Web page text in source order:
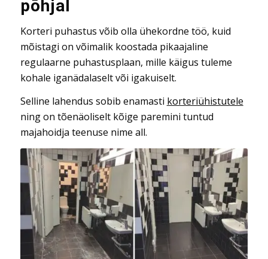
põhjal
Korteri puhastus võib olla ühekordne töö, kuid
mõistagi on võimalik koostada pikaajaline
regulaarne puhastusplaan, mille käigus tuleme
kohale iganädalaselt või igakuiselt.
Selline lahendus sobib enamasti korteriühistutele
ning on tõenäoliselt kõige paremini tuntud
majahoidja teenuse nime all.